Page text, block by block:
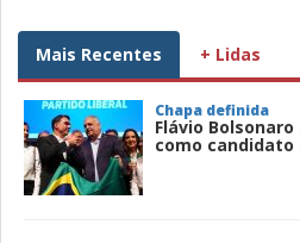
Mais Recentes + Lidas
Chapa definida
Flávio
como